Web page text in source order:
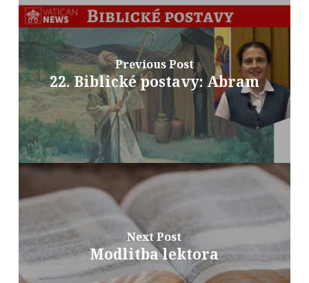
Previous Post
22. Biblické postavy: Abram
Next Post
Modlitba lektora